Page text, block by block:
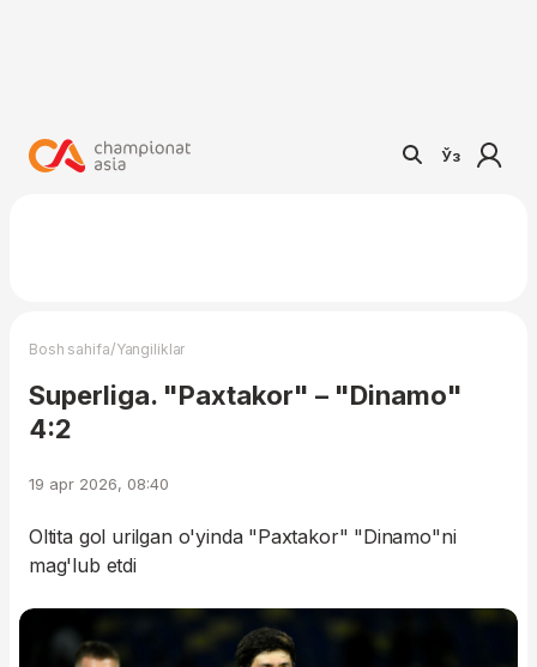
Ўз
Bosh sahifa/Yangiliklar
Superliga. "Paxtakor" – "Dinamo"
4:2
19 apr 2026, 08:40
Oltita gol urilgan o'yinda "Paxtakor" "Dinamo"ni
mag'lub etdi